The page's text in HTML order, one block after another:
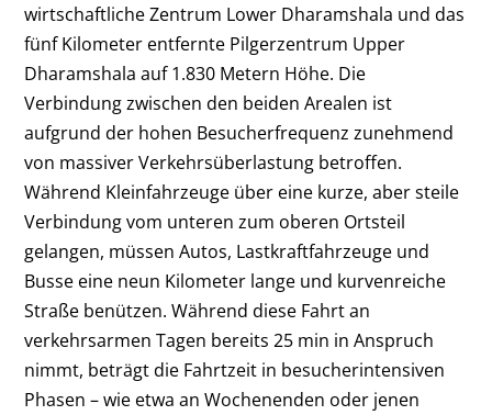
wirtschaftliche Zentrum Lower Dharamshala und das
fünf Kilometer entfernte Pilgerzentrum Upper
Dharamshala auf 1.830 Metern Höhe. Die
Verbindung zwischen den beiden Arealen ist
aufgrund der hohen Besucherfrequenz zunehmend
von massiver Verkehrsüberlastung betroffen.
Während Kleinfahrzeuge über eine kurze, aber steile
Verbindung vom unteren zum oberen Ortsteil
gelangen, müssen Autos, Lastkraftfahrzeuge und
Busse eine neun Kilometer lange und kurvenreiche
Straße benützen. Während diese Fahrt an
verkehrsarmen Tagen bereits 25 min in Anspruch
nimmt, beträgt die Fahrtzeit in besucherintensiven
Phasen – wie etwa an Wochenenden oder jenen